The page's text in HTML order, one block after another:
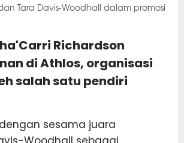
Tara Davis-Woodhall dalam promosi
Richardson
di Athlos, organisasi
salah satu pendiri
sesama juara